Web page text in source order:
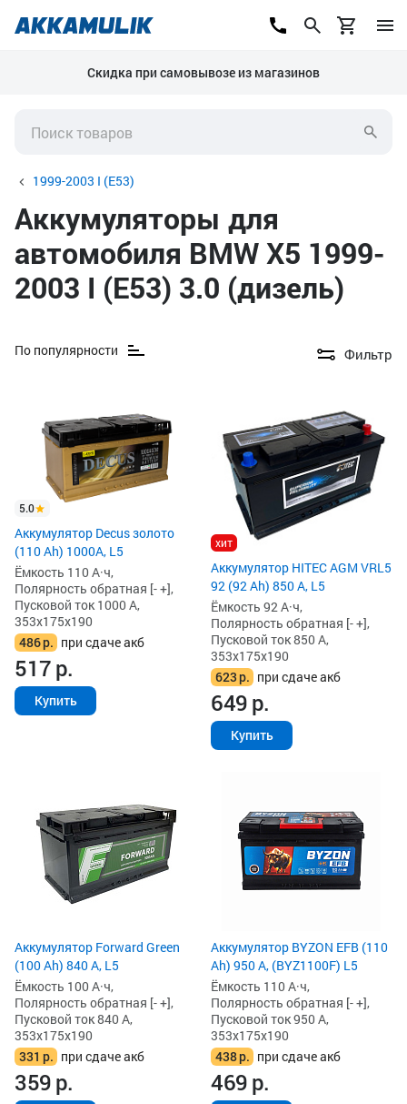
Скидка при самовывозе из магазинов
1999-2003 I (E53)
Аккумуляторы для
автомобиля BMW X5 1999-
2003 I (E53) 3.0 (дизель)
По популярности Фильтр
5.0
Аккумулятор Decus золото
(110 Ah) 1000A, L5
Ёмкость 110 А·ч,
Полярность обратная [- +],
Пусковой ток 1000 А,
353x175x190
486р. при сдаче акб
517р.
Купить
хит
Аккумулятор HITEC AGM VRL5
92 (92 Ah) 850 А, L5
Ёмкость 92 А·ч,
Полярность обратная [- +],
Пусковой ток 850 А,
353x175x190
623р. при сдаче акб
649р.
Купить
Аккумулятор Forward Green
(100 Ah) 840 А, L5
Ёмкость 100 А·ч,
Полярность обратная [- +],
Пусковой ток 840 А,
353x175x190
331 р. при сдаче акб
359р.
Аккумулятор BYZON EFB (110
Ah) 950 А, (BYZ1100F) L5
Ёмкость 110 А·ч,
Полярность обратная [- +],
Пусковой ток 950 А,
353x175x190
438р. при сдаче акб
469р.